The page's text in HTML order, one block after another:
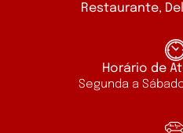
Restaurante,
Horário de
Segunda a